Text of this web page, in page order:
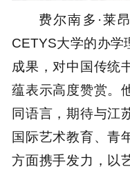
费尔南多·莱
CETYS大学的办学
成果，对中国传统
蕴表示高度赞赏。
同语言，期待与江
国际艺术教育、青
方面携手发力，以